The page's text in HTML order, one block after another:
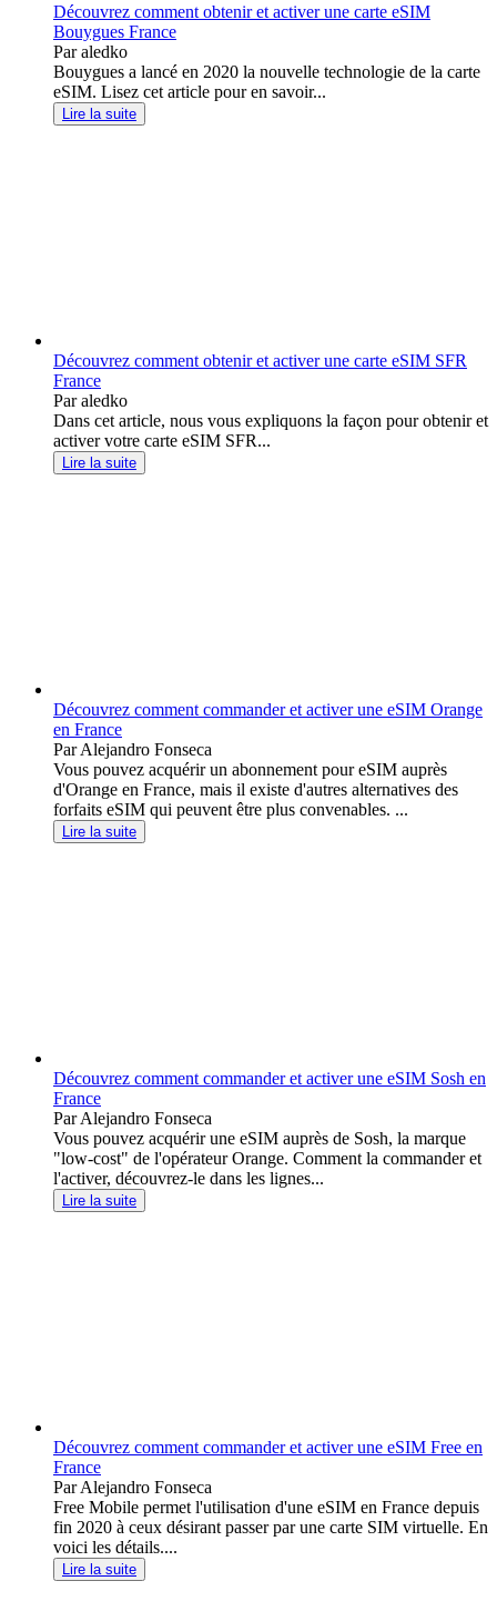
Découvrez comment obtenir et activer une carte eSIM
Bouygues France
Par aledko
Bouygues a lancé en 2020 la nouvelle technologie de la carte
eSIM. Lisez cet article pour en savoir...
Lire la suite
Découvrez comment obtenir et activer une carte eSIM SFR
France
Par aledko
Dans cet article, nous vous expliquons la façon pour obtenir et
activer votre carte eSIM SFR...
Lire la suite
Découvrez comment commander et activer une eSIM Orange
en France
Par Alejandro Fonseca
Vous pouvez acquérir un abonnement pour eSIM auprès
d'Orange en France, mais il existe d'autres alternatives des
forfaits eSIM qui peuvent être plus convenables. ...
Lire la suite
Découvrez comment commander et activer une eSIM Sosh en
France
Par Alejandro Fonseca
Vous pouvez acquérir une eSIM auprès de Sosh, la marque
"low-cost" de l'opérateur Orange. Comment la commander et
l'activer, découvrez-le dans les lignes...
Lire la suite
Découvrez comment commander et activer une eSIM Free en
France
Par Alejandro Fonseca
Free Mobile permet l'utilisation d'une eSIM en France depuis
fin 2020 à ceux désirant passer par une carte SIM virtuelle. En
voici les détails....
Lire la suite